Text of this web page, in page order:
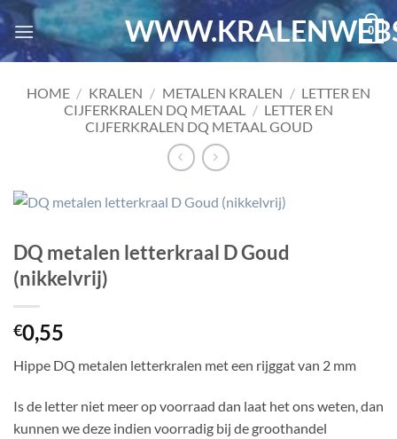
Ga
naar
inhoud
0
HOME / KRALEN / METALEN KRALEN / LETTER EN
CIJFERKRALEN DQ METAAL / LETTER EN
CIJFERKRALEN DQ METAAL GOUD
DQ metalen letterkraal D Goud
(nikkelvrij)
€0,55
Hippe DQ metalen letterkralen met een rijggat van 2 mm
Is de letter niet meer op voorraad dan laat het ons weten, dan
kunnen we deze indien voorradig bij de groothandel